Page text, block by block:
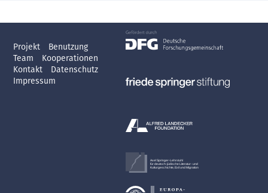
Projekt
Benutzung
Team
Kooperationen
Kontakt
Datenschutz
Impressum
Axel Springer-Lehrstuhl
für deutsch-jüdische Literatur- und
Kulturgeschichte, Exil und Migration